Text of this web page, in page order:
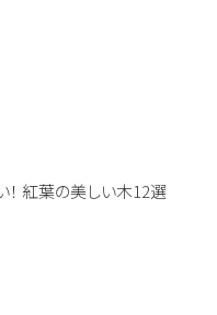
！ 紅葉の美しい木12選